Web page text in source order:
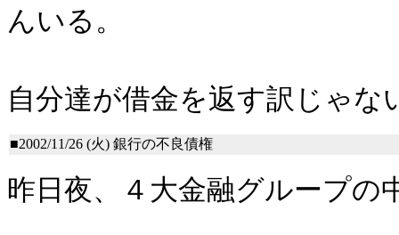
んいる。
自分達が借金を返す訳じゃな
■2002/11/26 (火) 銀行の不良債権
昨日夜、４大金融グループの